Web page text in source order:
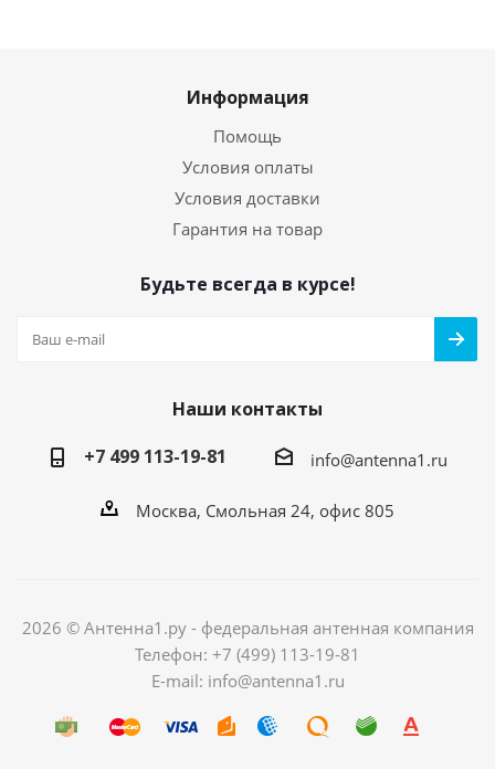
Информация
Помощь
Условия оплаты
Условия доставки
Гарантия на товар
Будьте всегда в курсе!
Наши контакты
+7 499 113-19-81
info@antenna1.ru
Москва, Смольная 24, офис 805
2026 © Антенна1.ру - федеральная антенная компания
Телефон: +7 (499) 113-19-81
E-mail: info@antenna1.ru